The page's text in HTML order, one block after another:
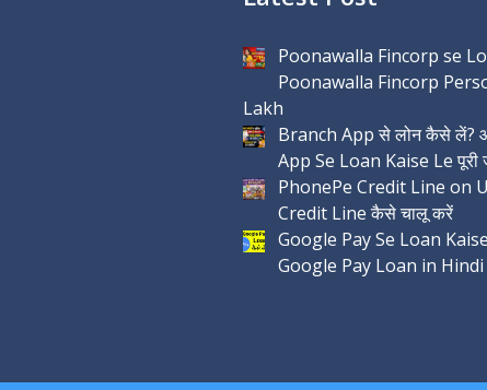
Poonawalla Fincorp se
Poonawalla Fincorp
Lakh
Branch App से लोन कैसे लें?
App Se Loan Kaise Le पूरी
PhonePe Credit Line on
Credit Line कैसे चालू करें
Google Pay Se Loan
Google Pay Loan in Hindi